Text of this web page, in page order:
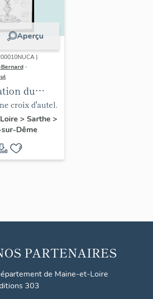
Aperçu
|
-
du
l'église
Saint-
Paul
sur-
croix d'autel.
> Sarthe >
Dême
PARTENAIRES
de Maine-et-Loire
303